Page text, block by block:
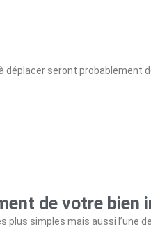
déplacer seront probablement
de votre bien
plus simples mais aussi l’une